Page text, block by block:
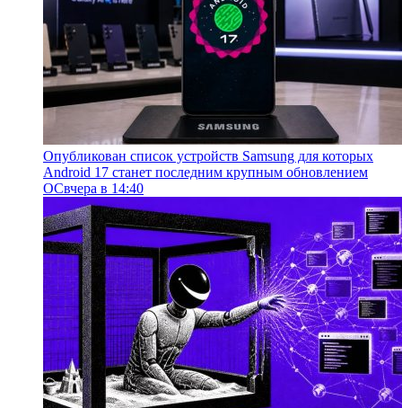
Опубликован список устройств Samsung для которых
Android 17 станет последним крупным обновлением
ОСвчера в 14:40